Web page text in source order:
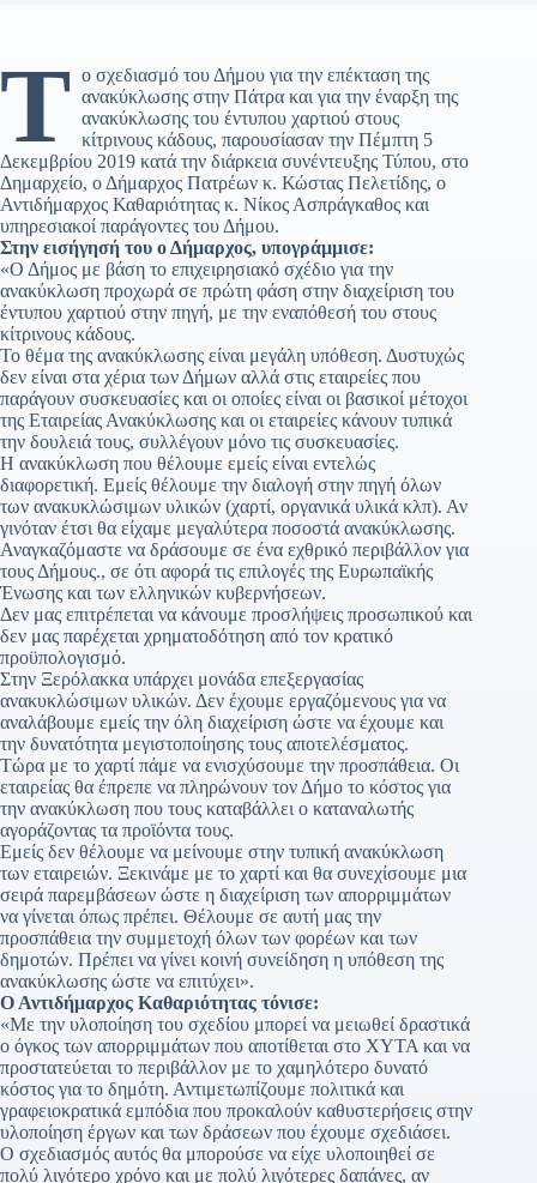
Τ ο σχεδιασμό του Δήμου για την επέκταση της
ανακύκλωσης στην Πάτρα και για την έναρξη της
ανακύκλωσης του έντυπου χαρτιού στους
κίτρινους κάδους, παρουσίασαν την Πέμπτη 5
Δεκεμβρίου 2019 κατά την διάρκεια συνέντευξης Τύπου, στο
Δημαρχείο, ο Δήμαρχος Πατρέων κ. Κώστας Πελετίδης, ο
Αντιδήμαρχος Καθαριότητας κ. Νίκος Ασπράγκαθος και
υπηρεσιακοί παράγοντες του Δήμου.
Στην εισήγησή του ο Δήμαρχος, υπογράμμισε:
«Ο Δήμος με βάση το επιχειρησιακό σχέδιο για την
ανακύκλωση προχωρά σε πρώτη φάση στην διαχείριση του
έντυπου χαρτιού στην πηγή, με την εναπόθεσή του στους
κίτρινους κάδους.
Το θέμα της ανακύκλωσης είναι μεγάλη υπόθεση. Δυστυχώς
δεν είναι στα χέρια των Δήμων αλλά στις εταιρείες που
παράγουν συσκευασίες και οι οποίες είναι οι βασικοί μέτοχοι
της Εταιρείας Ανακύκλωσης και οι εταιρείες κάνουν τυπικά
την δουλειά τους, συλλέγουν μόνο τις συσκευασίες.
Η ανακύκλωση που θέλουμε εμείς είναι εντελώς
διαφορετική. Εμείς θέλουμε την διαλογή στην πηγή όλων
των ανακυκλώσιμων υλικών (χαρτί, οργανικά υλικά κλπ). Αν
γινόταν έτσι θα είχαμε μεγαλύτερα ποσοστά ανακύκλωσης.
Αναγκαζόμαστε να δράσουμε σε ένα εχθρικό περιβάλλον για
τους Δήμους., σε ότι αφορά τις επιλογές της Ευρωπαϊκής
Ένωσης και των ελληνικών κυβερνήσεων.
Δεν μας επιτρέπεται να κάνουμε προσλήψεις προσωπικού και
δεν μας παρέχεται χρηματοδότηση από τον κρατικό
προϋπολογισμό.
Στην Ξερόλακκα υπάρχει μονάδα επεξεργασίας
ανακυκλώσιμων υλικών. Δεν έχουμε εργαζόμενους για να
αναλάβουμε εμείς την όλη διαχείριση ώστε να έχουμε και
την δυνατότητα μεγιστοποίησης τους αποτελέσματος.
Τώρα με το χαρτί πάμε να ενισχύσουμε την προσπάθεια. Οι
εταιρείας θα έπρεπε να πληρώνουν τον Δήμο το κόστος για
την ανακύκλωση που τους καταβάλλει ο καταναλωτής
αγοράζοντας τα προϊόντα τους.
Εμείς δεν θέλουμε να μείνουμε στην τυπική ανακύκλωση
των εταιρειών. Ξεκινάμε με το χαρτί και θα συνεχίσουμε μια
σειρά παρεμβάσεων ώστε η διαχείριση των απορριμμάτων
να γίνεται όπως πρέπει. Θέλουμε σε αυτή μας την
προσπάθεια την συμμετοχή όλων των φορέων και των
δημοτών. Πρέπει να γίνει κοινή συνείδηση η υπόθεση της
ανακύκλωσης ώστε να επιτύχει».
Ο Αντιδήμαρχος Καθαριότητας τόνισε:
«Με την υλοποίηση του σχεδίου μπορεί να μειωθεί δραστικά
ο όγκος των απορριμμάτων που αποτίθεται στο ΧΥΤΑ και να
προστατεύεται το περιβάλλον με το χαμηλότερο δυνατό
κόστος για το δημότη. Αντιμετωπίζουμε πολιτικά και
γραφειοκρατικά εμπόδια που προκαλούν καθυστερήσεις στην
υλοποίηση έργων και των δράσεων που έχουμε σχεδιάσει.
Ο σχεδιασμός αυτός θα μπορούσε να είχε υλοποιηθεί σε
πολύ λιγότερο χρόνο και με πολύ λιγότερες δαπάνες, αν